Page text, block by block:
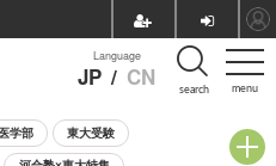
menu
Language
JP / CN search
医学部 東大受験